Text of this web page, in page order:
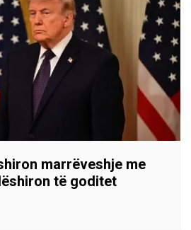
marrëveshje me
të goditet